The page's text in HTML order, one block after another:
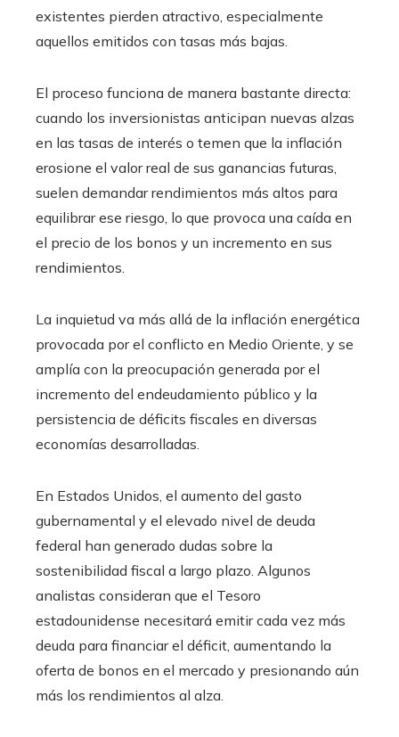
existentes pierden atractivo, especialmente
aquellos emitidos con tasas más bajas.
El proceso funciona de manera bastante directa:
cuando los inversionistas anticipan nuevas alzas
en las tasas de interés o temen que la inflación
erosione el valor real de sus ganancias futuras,
suelen demandar rendimientos más altos para
equilibrar ese riesgo, lo que provoca una caída en
el precio de los bonos y un incremento en sus
rendimientos.
La inquietud va más allá de la inflación energética
provocada por el conflicto en Medio Oriente, y se
amplía con la preocupación generada por el
incremento del endeudamiento público y la
persistencia de déficits fiscales en diversas
economías desarrolladas.
En Estados Unidos, el aumento del gasto
gubernamental y el elevado nivel de deuda
federal han generado dudas sobre la
sostenibilidad fiscal a largo plazo. Algunos
analistas consideran que el Tesoro
estadounidense necesitará emitir cada vez más
deuda para financiar el déficit, aumentando la
oferta de bonos en el mercado y presionando aún
más los rendimientos al alza.